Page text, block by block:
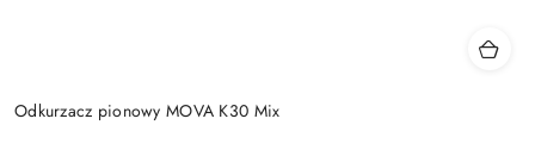
Odkurzacz pionowy MOVA K30 Mix